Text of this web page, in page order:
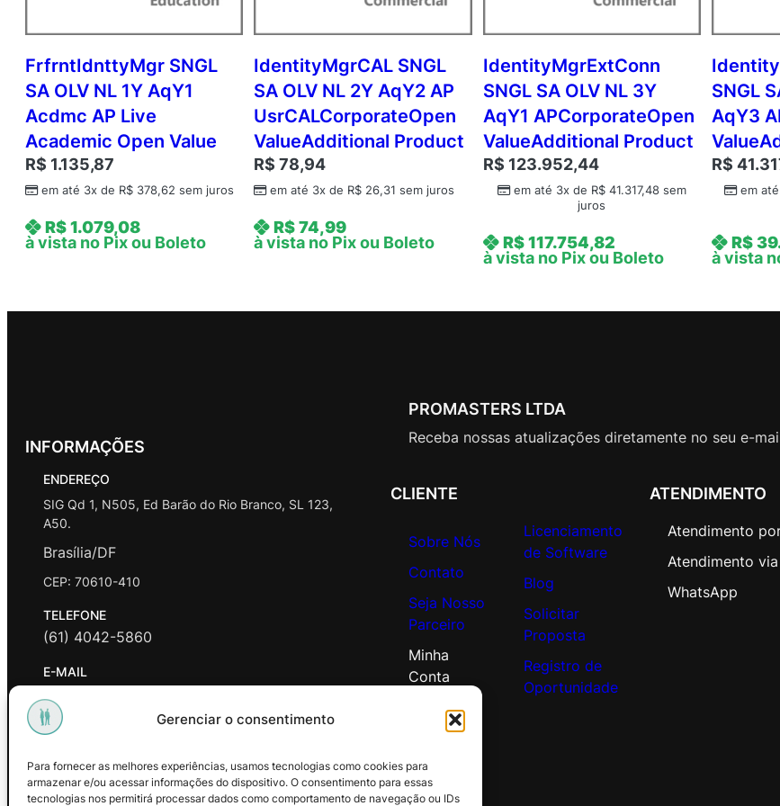
Gerenciar o consentimento
Para fornecer as melhores experiências, usamos tecnologias como cookies para
armazenar e/ou acessar informações do dispositivo. O consentimento para essas
tecnologias nos permitirá processar dados como comportamento de navegação ou IDs
P
U
s
r
C
A
L
r
p
p
FrfrntIdnttyMgr SNGL
SA OLV NL 1Y AqY1
Acdmc AP Live
Academic Open Value
R$ 1.135,87
em até 3x de R$ 378,62 sem juros
R$1.079,08
à vista no Pix ou Boleto
IdentityMgrCAL SNGL
SA OLV NL 2Y AqY2 AP
UsrCALCorporateOpen
ValueAdditional Product
R$ 78,94
em até 3x de R$ 26,31 sem juros
R$74,99
à vista no Pix ou Boleto
IdentityMgrExtConn
SNGL SA OLV NL 3Y
AqY1 APCorporateOpen
ValueAdditional Product
R$ 123.952,44
em até 3x de R$41.317,48sem
juros
R$117.754,82
à vista no Pix ou Boleto
SNGL
AqY3
R$
em
R$
à vista
INFORMAÇÕES
ENDEREÇO
SIG Qd 1, N505, Ed Barão do Rio Branco, SL 123,
A50.
Brasília/DF
CEP: 70610-410
TELEFONE
(61) 4042-5860
E-MAIL
contato@promasters.net.br
HORÁRIO DE ATENDIMENTO
Facebook Instagram Youtube
PROMASTERS LTDA
Receba nossas atualizações diretamente no seu e-
CLIENTE
Sobre Nós
Contato
Seja Nosso
Parceiro
Minha
Conta
Licenciamento
de Software
Blog
Solicitar
Proposta
Registro de
Oportunidade
ATENDIMENTO
Atendimento
Atendimento
WhatsApp